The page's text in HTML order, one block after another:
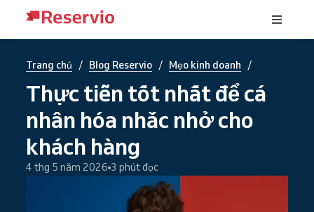
Trang chủ / Blog Reservio / Mẹo kinh doanh /
Thực tiễn tốt nhất để cá
nhân hóa nhắc nhở cho
khách hàng
4 thg 5 năm 2026 3 phút đọc